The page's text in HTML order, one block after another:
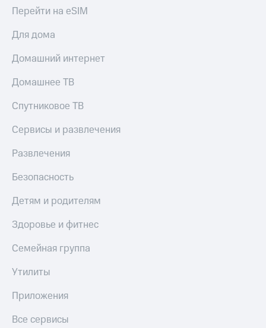
Умные
часы
и
трекеры
Умный
и
товары
Перейти на eSIM
Для дома
Домашний интернет
Домашнее ТВ
Спутниковое ТВ
Сервисы и развлечения
Развлечения
Безопасность
Детям и родителям
Здоровье и фитнес
Семейная группа
Утилиты
Приложения
Все сервисы